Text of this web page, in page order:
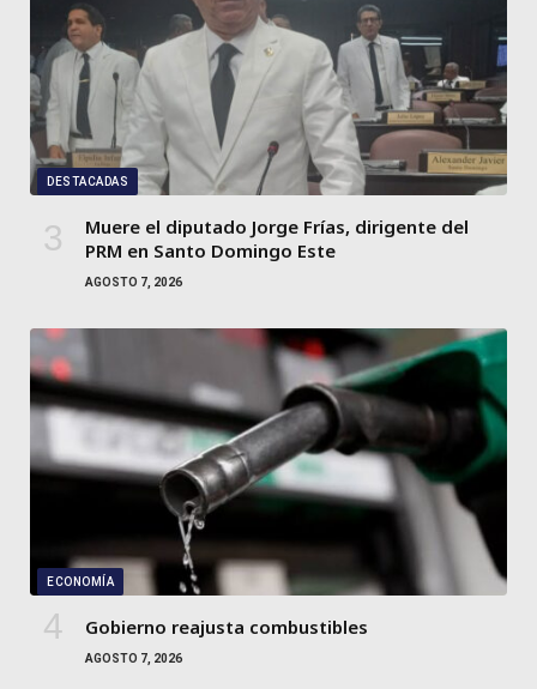
DESTACADAS
Muere el diputado Jorge Frías, dirigente del
PRM en Santo Domingo Este
AGOSTO 7, 2026
ECONOMÍA
Gobierno reajusta combustibles
AGOSTO 7, 2026